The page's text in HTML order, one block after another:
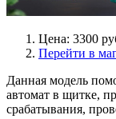
Цена: 3300
Перейти в
Данная модель
автомат в щитке,
срабатывания,